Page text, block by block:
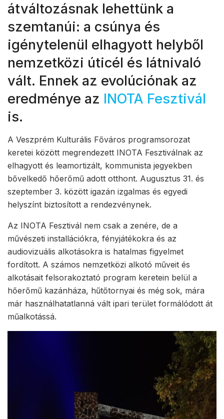
átváltozásnak lehettünk a
szemtanúi: a csúnya és
igénytelenül elhagyott helyből
nemzetközi úticél és látnivaló
vált. Ennek az evolúciónak az
eredménye az INOTA Fesztivál
is.
A Veszprém Kulturális Főváros programsorozat
keretei között megrendezett INOTA Fesztiválnak az
elhagyott és leamortizált, kommunista jegyekben
bővelkedő hőerőmű adott otthont. Augusztus 31. és
szeptember 3. között igazán izgalmas és egyedi
helyszínt biztosított a rendezvénynek.
Az INOTA Fesztivál nem csak a zenére, de a
művészeti installációkra, fényjátékokra és az
audiovizuális alkotásokra is hatalmas figyelmet
fordított. A számos nemzetközi alkotó műveit és
alkotásait felsorakoztató program keretein belül a
hőerőmű kazánháza, hűtőtornyai és még sok, mára
már használhatatlanná vált ipari terület formálódott át
műalkotássá.